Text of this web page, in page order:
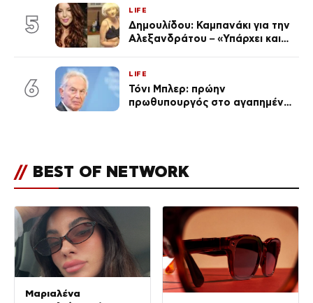
5
LIFE
Δημουλίδου: Καμπανάκι για την
Αλεξανδράτου – «Υπάρχει και
6
LIFE
Τόνι Μπλερ: πρώην
πρωθυπουργός στο αγαπημένο
// BEST OF NETWORK
Μαριαλένα